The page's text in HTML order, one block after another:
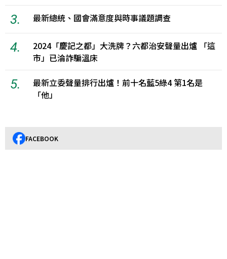
3. 最新總統、國會滿意度與時事議題調查
4.
2024「慶記之都」大洗牌？六都治安聲量出爐 「這
市」已淪詐騙溫床
5.
最新立委聲量排行出爐！前十名藍5綠4 第1名是
「他」
FACEBOOK